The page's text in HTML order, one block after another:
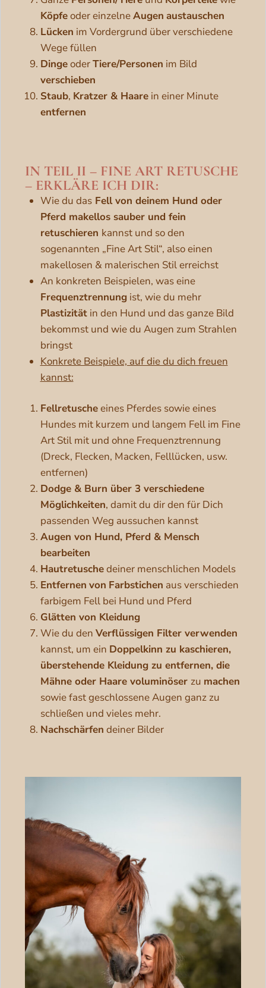
Köpfeoder einzelneAugen austauschen
Lücken im Vordergrund über verschiedene
Wege füllen
DingeoderTiere/Personen im Bild
verschieben
Staub, Kratzer & Haarein einer Minute
entfernen
IN TEIL II – FINE ART RETUSCHE
– ERKLÄRE ICH DIR:
Wie du dasFell von deinem Hund oder
Pferd makellos sauber und fein
retuschieren kannst und so den
sogenannten „Fine Art Stil“, also einen
makellosen & malerischen Stil erreichst
An konkreten Beispielen, was eine
Frequenztrennungist, wie du mehr
Plastizitätin den Hund und das ganze Bild
bekommst und wie du Augen zum Strahlen
bringst
Konkrete Beispiele, auf die du dich freuen
kannst:
Fellretuscheeines Pferdes sowie eines
Hundes mit kurzem und langem Fell im Fine
Art Stil mit und ohne Frequenztrennung
(Dreck, Flecken, Macken, Felllücken, usw.
entfernen)
Dodge & Burn über 3 verschiedene
Möglichkeiten, damit du dir den für Dich
passenden Weg aussuchen kannst
Augen von Hund, Pferd & Mensch
bearbeiten
Hautretuschedeiner menschlichen Models
Entfernen von Farbstichen aus verschieden
farbigem Fell bei Hund und Pferd
Glätten von Kleidung
Wie du den Verflüssigen Filter verwenden
kannst, um ein Doppelkinn zu kaschieren,
überstehende Kleidung zu entfernen, die
Mähne oder Haare voluminöser zu machen
sowie fast geschlossene Augen ganz zu
schließen und vieles mehr.
Nachschärfen deiner Bilder